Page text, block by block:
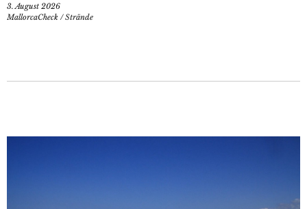
3. August 2026
MallorcaCheck /Strände